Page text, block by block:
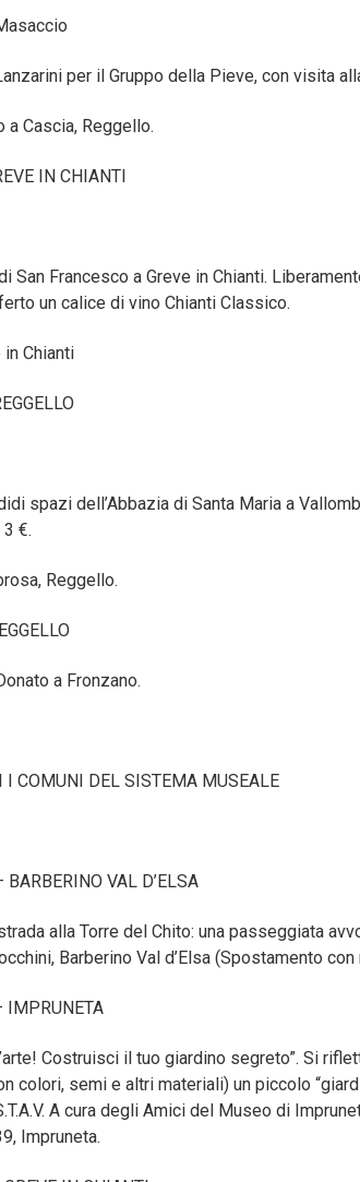
per il Gruppo della Pieve, con visita
Cascia, Reggello.
IN CHIANTI
San Francesco a Greve in Chianti.
un calice di vino Chianti Classico.
Chianti
spazi dell’Abbazia di Santa Maria a
€.
Reggello.
a Fronzano.
DEL SISTEMA MUSEALE
VAL D’ELSA
strada alla Torre del Chito: una passeggiata
Barberino Val d’Elsa (Spostamento
Costruisci il tuo giardino segreto”. Si
colori, semi e altri materiali) un piccolo
A cura degli Amici del Museo di
Impruneta.